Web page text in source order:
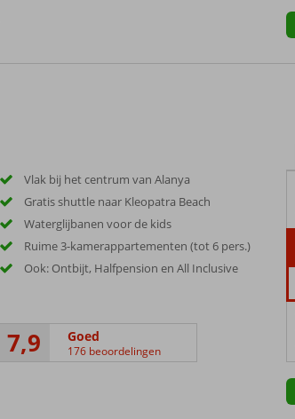
Vlak bij het centrum van Alanya
Gratis shuttle naar Kleopatra Beach
Waterglijbanen voor de kids
Ruime 3-kamerappartementen (tot 6 pers.)
Ook: Ontbijt, Halfpension en All Inclusive
7,9 Goed
176 beoordelingen